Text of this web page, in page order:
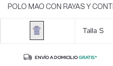
POLO MAO CON RAYAS Y
Talla S
ENVÍO A DOMICILIOGRATIS*